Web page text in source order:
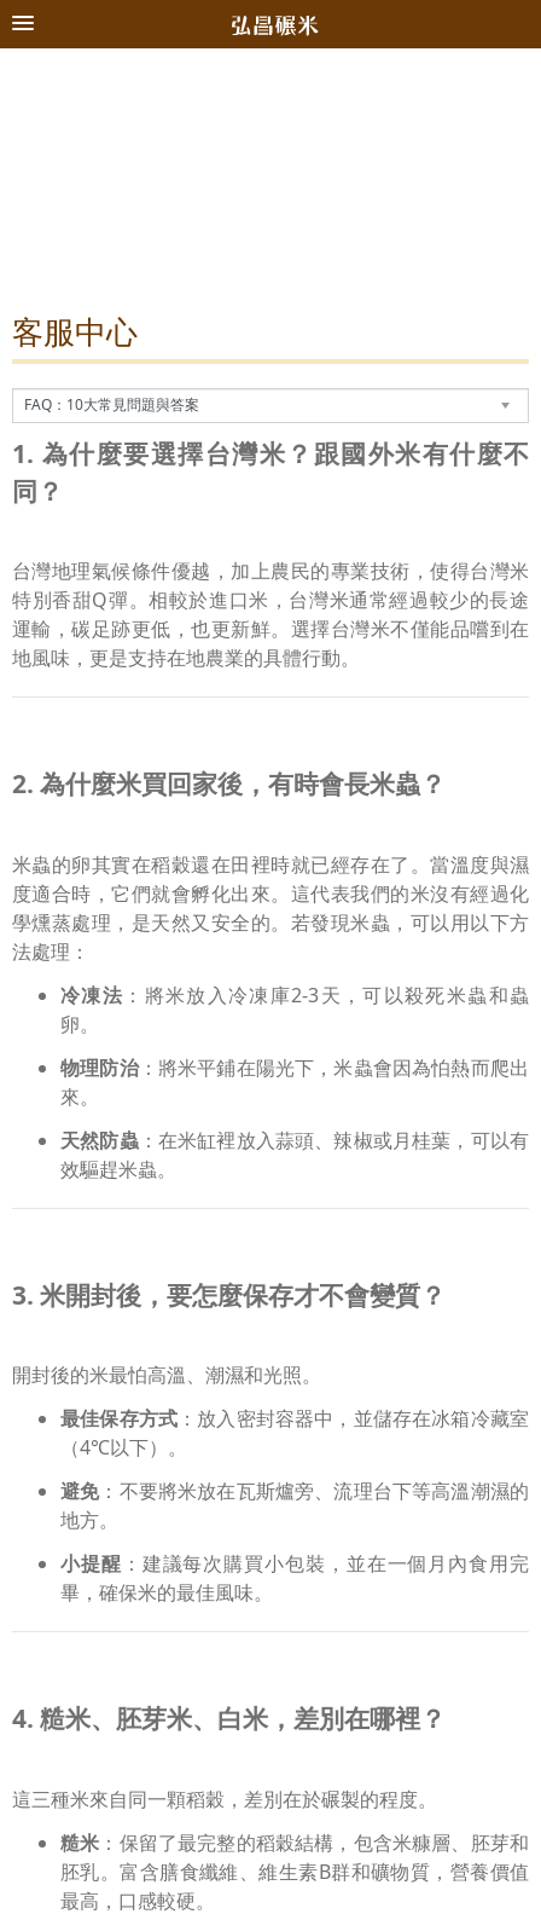
客服中心
1. 為什麼要選擇台灣米？跟國外米有什麼不
同？
台灣地理氣候條件優越，加上農民的專業技術，使得台灣米
特別香甜Q彈。相較於進口米，台灣米通常經過較少的長途
運輸，碳足跡更低，也更新鮮。選擇台灣米不僅能品嚐到在
地風味，更是支持在地農業的具體行動。
2. 為什麼米買回家後，有時會長米蟲？
米蟲的卵其實在稻穀還在田裡時就已經存在了。當溫度與濕
度適合時，它們就會孵化出來。這代表我們的米沒有經過化
學燻蒸處理，是天然又安全的。若發現米蟲，可以用以下方
法處理：
冷凍法 ：將米放入冷凍庫2-3天，可以殺死米蟲和蟲
卵。
物理防治：將米平鋪在陽光下，米蟲會因為怕熱而爬出
來。
天然防蟲：在米缸裡放入蒜頭、辣椒或月桂葉，可以有
效驅趕米蟲。
3. 米開封後，要怎麼保存才不會變質？
開封後的米最怕高溫、潮濕和光照。
最佳保存方式 ：放入密封容器中，並儲存在冰箱冷藏室
（4℃以下）。
避免：不要將米放在瓦斯爐旁、流理台下等高溫潮濕的
地方。
小提醒 ：建議每次購買小包裝，並在一個月內食用完
畢，確保米的最佳風味。
4. 糙米、胚芽米、白米，差別在哪裡？
這三種米來自同一顆稻穀，差別在於碾製的程度。
糙米 ：保留了最完整的稻穀結構，包含米糠層、胚芽和
胚乳。富含膳食纖維、維生素B群和礦物質，營養價值
最高，口感較硬。